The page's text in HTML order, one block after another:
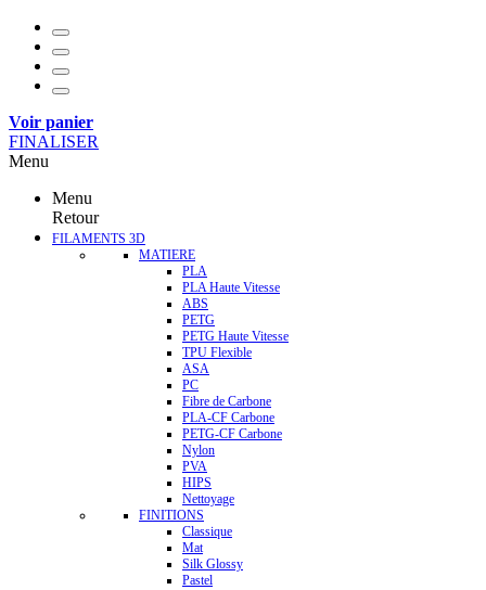
Voir panier
FINALISER
Menu
Menu
Retour
FILAMENTS 3D
MATIERE
PLA
PLA Haute Vitesse
ABS
PETG
PETG Haute Vitesse
TPU Flexible
ASA
PC
Fibre de Carbone
PLA-CF Carbone
PETG-CF Carbone
Nylon
PVA
HIPS
Nettoyage
FINITIONS
Classique
Mat
Silk Glossy
Pastel